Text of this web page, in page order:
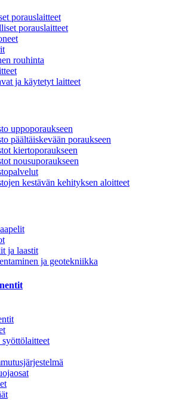
porauslaitteet
porauslaitteet
rouhinta
ja käytetyt laitteet
uppoporaukseen
päältäiskevään poraukseen
kiertoporaukseen
nousuporaukseen
kestävän kehityksen aloitteet
ja laastit
ja geotekniikka